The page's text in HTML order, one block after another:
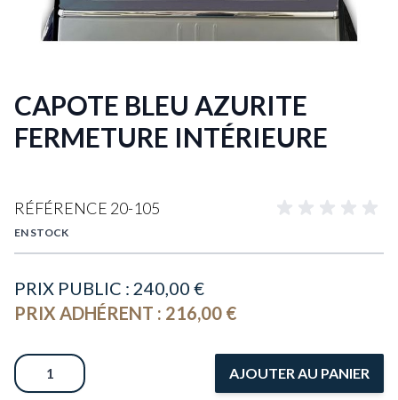
CAPOTE BLEU AZURITE
FERMETURE INTÉRIEURE
RÉFÉRENCE 20-105
EN STOCK
PRIX PUBLIC : 240,00 €
PRIX ADHÉRENT : 216,00 €
Quantité
AJOUTER AU PANIER